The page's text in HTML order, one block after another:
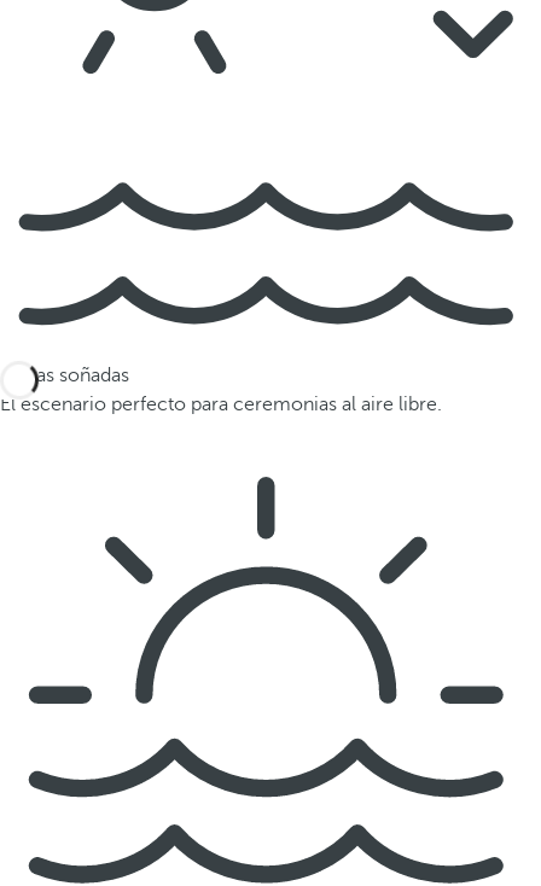
Playas soñadas
El escenario perfecto para ceremonias al aire libre.